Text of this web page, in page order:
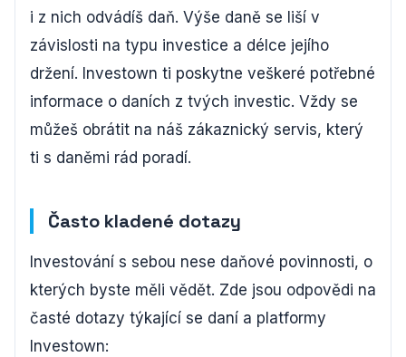
i z nich odvádíš daň. Výše daně se liší v
závislosti na typu investice a délce jejího
držení. Investown ti poskytne veškeré potřebné
informace o daních z tvých investic. Vždy se
můžeš obrátit na náš zákaznický servis, který
ti s daněmi rád poradí.
Často kladené dotazy
Investování s sebou nese daňové povinnosti, o
kterých byste měli vědět. Zde jsou odpovědi na
časté dotazy týkající se daní a platformy
Investown: